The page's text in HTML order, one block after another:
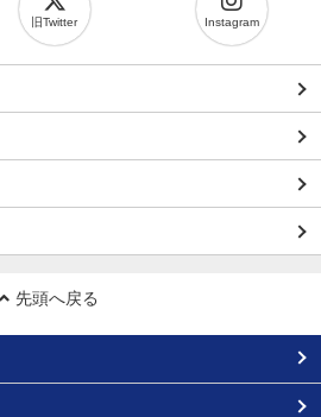
旧Twitter Instagram
先頭へ戻る